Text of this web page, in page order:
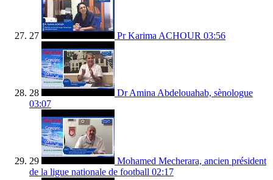
27 Pr Karima ACHOUR 03:56
28
Dr Amina Abdelouahab, sènologue
03:07
29
Mohamed Mecherara, ancien président
de la ligue nationale de football 02:17